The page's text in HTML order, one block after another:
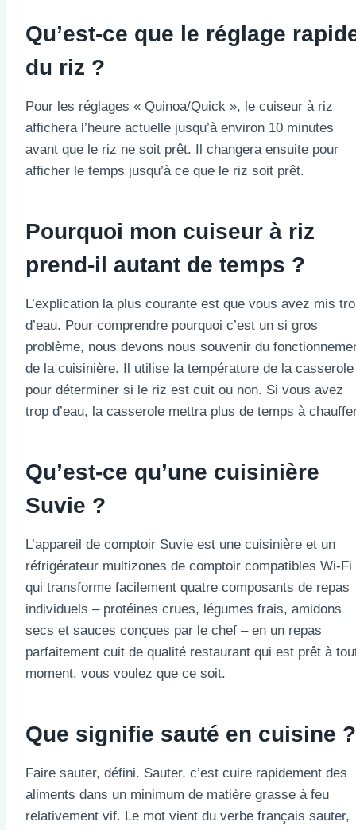
Qu’est-ce que le réglage
du riz ?
Pour les réglages « Quinoa/Quick », le cuiseur à riz
affichera l’heure actuelle jusqu’à environ 10 minutes
avant que le riz ne soit prêt. Il changera ensuite pour
afficher le temps jusqu’à ce que le riz soit prêt.
Pourquoi mon cuiseur à riz
prend-il autant de temps ?
L’explication la plus courante est que vous avez mis
d’eau. Pour comprendre pourquoi c’est un si gros
problème, nous devons nous souvenir du
de la cuisinière. Il utilise la température de la casserole
pour déterminer si le riz est cuit ou non. Si vous avez
trop d’eau, la casserole mettra plus de temps à
Qu’est-ce qu’une cuisinière
Suvie ?
L’appareil de comptoir Suvie est une cuisinière et un
réfrigérateur multizones de comptoir compatibles Wi-Fi
qui transforme facilement quatre composants de repas
individuels – protéines crues, légumes frais, amidons
secs et sauces conçues par le chef – en un repas
parfaitement cuit de qualité restaurant qui est prêt à
moment. vous voulez que ce soit.
Que signifie sauté en cuisine ?
Faire sauter, défini. Sauter, c’est cuire rapidement des
aliments dans un minimum de matière grasse à feu
relativement vif. Le mot vient du verbe français sauter,